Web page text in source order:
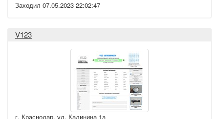
Заходил 07.05.2023 22:02:47
V123
г. Краснодар, ул. Калинина 1а